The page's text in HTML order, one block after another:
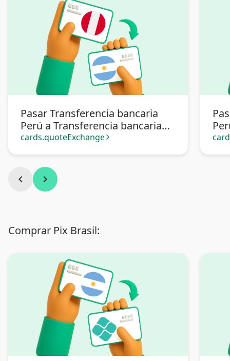
Pasar Transferencia bancaria
Perú a Transferencia bancaria
Argentina
cards.quoteExchange arrow_forward_ios
chevron_left chevron_right
Comprar Pix Brasil: